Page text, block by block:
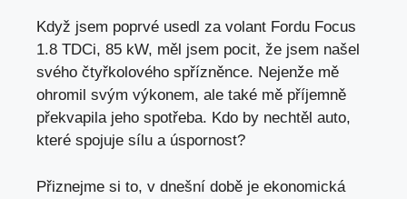
Když jsem poprvé usedl za volant Fordu Focus
1.8 TDCi, 85 kW, měl jsem pocit, že jsem našel
svého čtyřkolového spřízněnce. Nejenže mě
ohromil svým výkonem, ale také mě příjemně
překvapila jeho spotřeba. Kdo by nechtěl auto,
které spojuje sílu a úspornost?
Přiznejme si to, v dnešní době je ekonomická